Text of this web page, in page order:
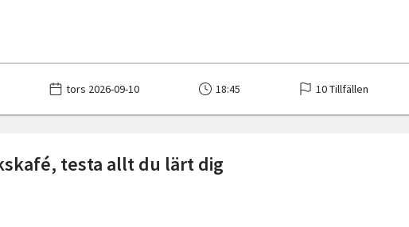
tors 2026-09-10 18:45 10 Tillfällen
testa allt du lärt dig